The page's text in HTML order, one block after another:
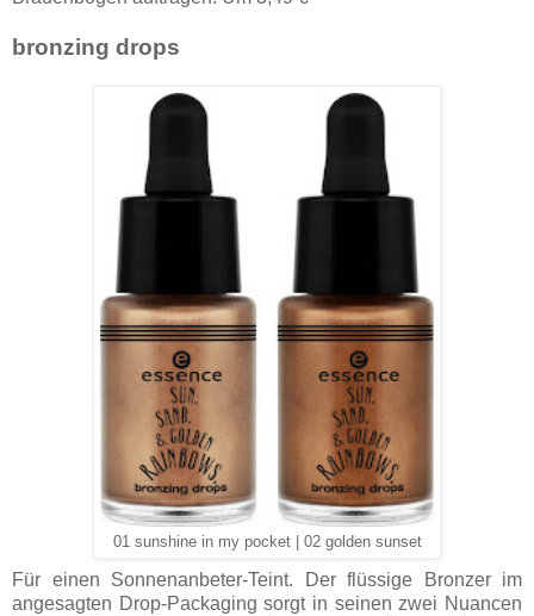
bronzing drops
01 sunshine in my pocket | 02 golden sunset
Für einen Sonnenanbeter-Teint. Der flüssige Bronzer im
angesagten Drop-Packaging sorgt in seinen zwei Nuancen